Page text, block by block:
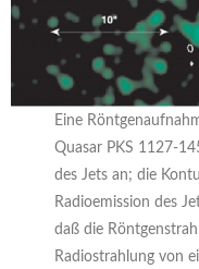
Eine
Quasar PKS 1127-
des Jets an; die
Radioemission des
daß die
Radiostrahlung von